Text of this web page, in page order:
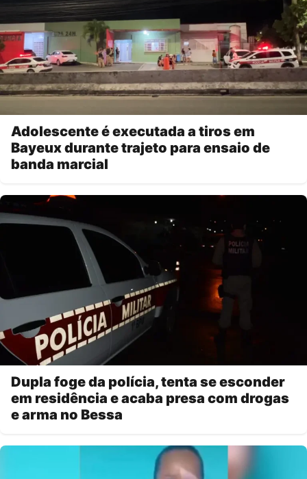
Adolescente é executada a tiros em
Bayeux durante trajeto para ensaio de
banda marcial
Dupla foge da polícia, tenta se esconder
em residência e acaba presa com drogas
e arma no Bessa